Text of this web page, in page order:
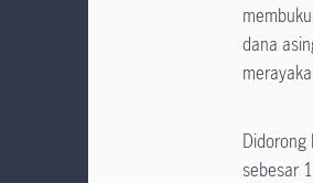
dana
sebesar